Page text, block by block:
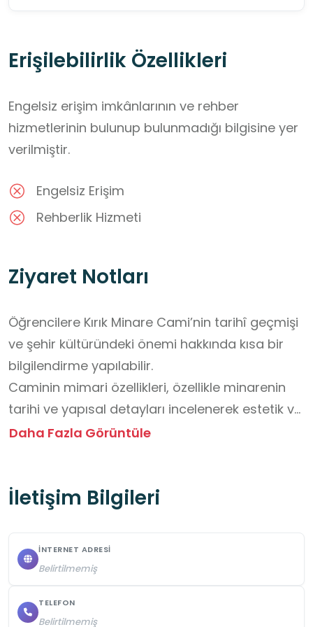
Erişilebilirlik Özellikleri
Engelsiz erişim imkânlarının ve rehber
hizmetlerinin bulunup bulunmadığı bilgisine yer
verilmiştir.
Engelsiz Erişim
Rehberlik Hizmeti
Ziyaret Notları
Öğrencilere Kırık Minare Cami’nin tarihî geçmişi
ve şehir kültüründeki önemi hakkında kısa bir
bilgilendirme yapılabilir.
Caminin mimari özellikleri, özellikle minarenin
tarihi ve yapısal detayları incelenerek estetik ve
tarih farkındalığı kazandırılabilir.
verilmemesi gerektiği hatırlatılabilir.
Caminin yapılış dönemi ve dönem insanının
Öğrencilerin gözlemlerini not almaları veya kısa
Daha Fazla Görüntüle
İletişim Bilgileri
İNTERNET ADRESI
Belirtilmemiş
TELEFON
Belirtilmemiş